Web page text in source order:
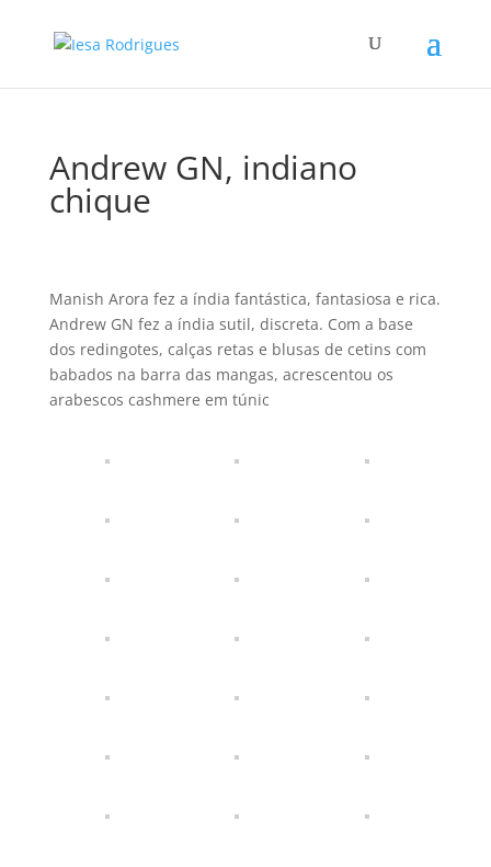
Andrew GN, indiano
chique
Manish Arora fez a índia fantástica, fantasiosa e rica.
Andrew GN fez a índia sutil, discreta. Com a base
dos redingotes, calças retas e blusas de cetins com
babados na barra das mangas, acrescentou os
arabescos cashmere em túnic